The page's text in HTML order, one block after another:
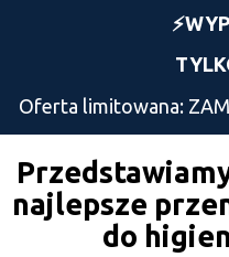
Oferta limitowana:
najlepsze
do